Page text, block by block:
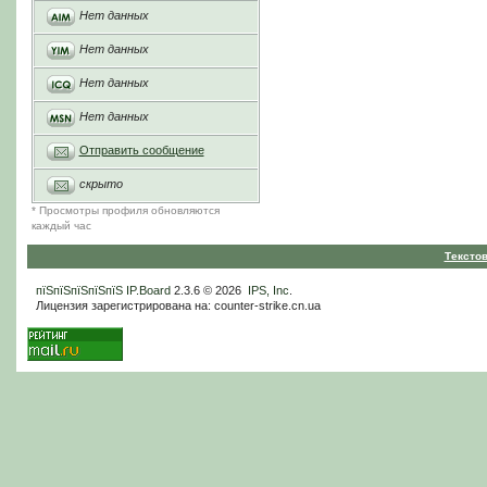
Нет данных
Нет данных
Нет данных
Нет данных
Отправить сообщение
скрыто
* Просмотры профиля обновляются
каждый час
пїЅпїЅпїЅпїЅпїЅ IP.Board2.3.6 © 2026 IPS, Inc
Лицензия зарегистрирована на: counter-strike.cn.ua